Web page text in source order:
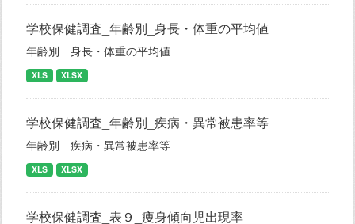
学校保健調査_年齢別_身長・体重の平均値
年齢別 身長・体重の平均値
XLS XLSX
学校保健調査_年齢別_疾病・異常被患率等
年齢別 疾病・異常被患率等
XLS XLSX
学校保健調査_表９_痩身傾向児出現率